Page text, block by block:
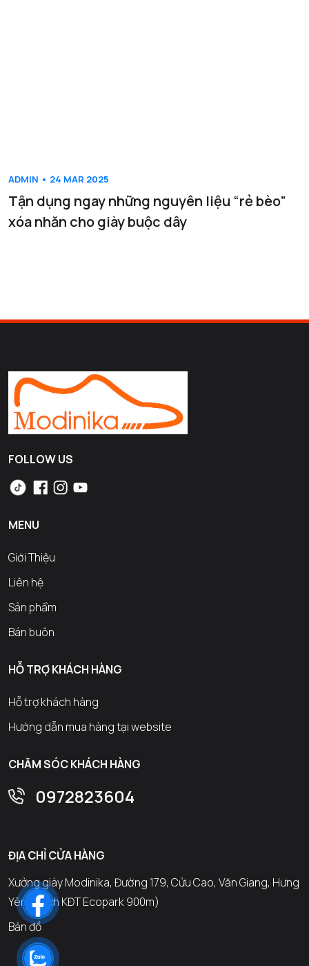
ADMIN • 24 MAR 2025
Tận dụng ngay những nguyên liệu “rẻ bèo”
xóa nhăn cho giày buộc dây
FOLLOW US
MENU
Giới Thiệu
Liên hệ
Sản phẩm
Bán buôn
HỖ TRỢ KHÁCH HÀNG
Hỗ trợ khách hàng
Hướng dẫn mua hàng tại website
CHĂM SÓC KHÁCH HÀNG
0972823604
ĐỊA CHỈ CỬA HÀNG
Xưởng giày Modinika, Đường 179, Cửu Cao, Văn Giang, Hưng
Yên (Cách KĐT Ecopark 900m)
Bản đồ